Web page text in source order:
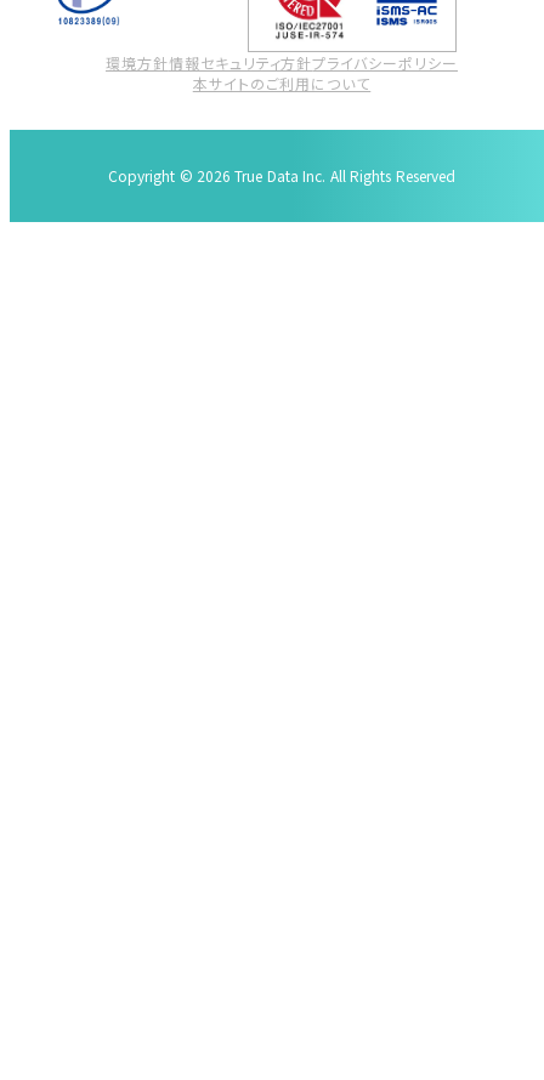
環境方針情報セキュリティ方針プライバシーポリシー
本サイトのご利用について
Copyright © 2026 True Data Inc. All Rights Reserved